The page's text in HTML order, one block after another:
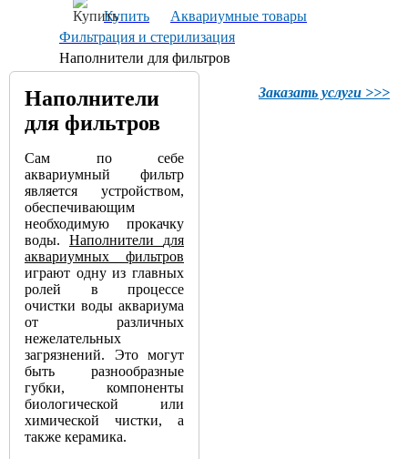
Купить
Аквариумные товары
Фильтрация и стерилизация
Наполнители для фильтров
Заказать услуги >>>
Наполнители
для фильтров
Сам по
себе
аквариумный
фильтр
является
устройством,
обеспечивающим
необходимую
прокачку
воды. Наполнители
для
аквариумных
фильтров
играют одну из главных
ролей
в
процессе
очистки воды аквариума
от
различных
нежелательных
загрязнений. Это
могут
быть
разнообразные
губки, компоненты
биологической
или
химической
чистки, а
также керамика.